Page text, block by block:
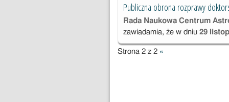
Publiczna obrona rozprawy
Rada Naukowa Centrum
zawiadamia, że w dniu 29
Strona 2 z 2 «